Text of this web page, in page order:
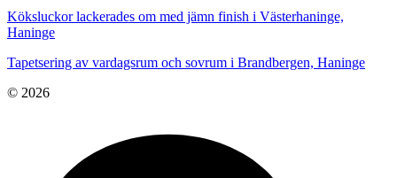
Köksluckor lackerades om med jämn finish i Västerhaninge,
Haninge
Tapetsering av vardagsrum och sovrum i Brandbergen, Haninge
© 2026